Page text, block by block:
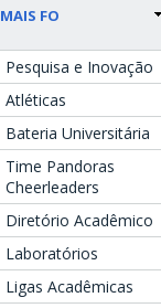
MAIS FO
Pesquisa e Inovação
Atléticas
Bateria Universitária
Time Pandoras
Cheerleaders
Diretório Acadêmico
Laboratórios
Ligas Acadêmicas